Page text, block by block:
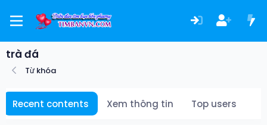
trà đá
Từ khóa
Recent contents Xem thông tin Top users